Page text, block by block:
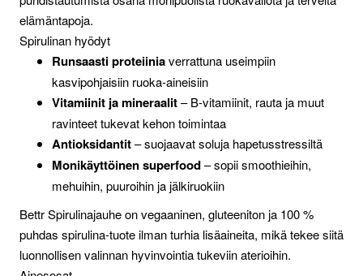
elämäntapoja.
Spirulinan hyödyt
Runsaasti proteiiniaverrattuna useimpiin
kasvipohjaisiin ruoka-aineisiin
Vitamiinit ja mineraalit– B-vitamiinit, rauta ja muut
ravinteet tukevat kehon toimintaa
Antioksidantit– suojaavat soluja hapetusstressiltä
Monikäyttöinen superfood– sopii smoothieihin,
mehuihin, puuroihin ja jälkiruokiin
Bettr Spirulinajauhe on vegaaninen, gluteeniton ja 100 %
puhdas spirulina-tuote ilman turhia lisäaineita, mikä tekee siitä
luonnollisen valinnan hyvinvointia tukeviin aterioihin.